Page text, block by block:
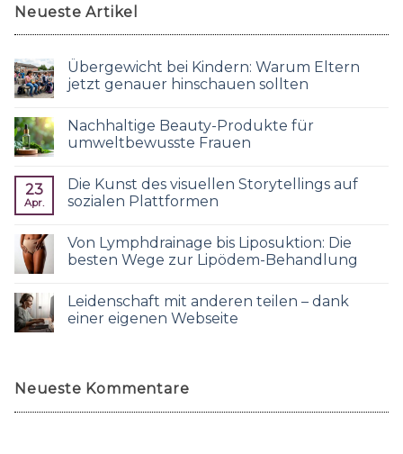
Neueste Artikel
Übergewicht bei Kindern: Warum Eltern
jetzt genauer hinschauen sollten
Nachhaltige Beauty-Produkte für
umweltbewusste Frauen
23
Apr.
Die Kunst des visuellen Storytellings auf
sozialen Plattformen
Von Lymphdrainage bis Liposuktion: Die
besten Wege zur Lipödem-Behandlung
Leidenschaft mit anderen teilen – dank
einer eigenen Webseite
Neueste Kommentare